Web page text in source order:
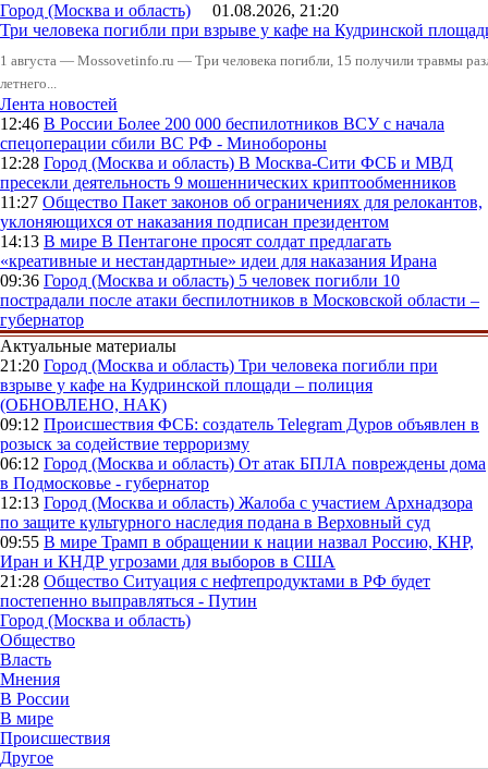
Город (Москва и область) 01.08.2026, 21:20
Три человека погибли при взрыве у кафе на Кудринской
1 августа — Mossovetinfo.ru — Три человека погибли, 15 получили травмы
летнего...
Лента новостей
12:46 В России Более 200 000 беспилотников ВСУ с начала
спецоперации сбили ВС РФ - Минобороны
12:28 Город (Москва и область) В Москва-Сити ФСБ и МВД
пресекли деятельность 9 мошеннических криптообменников
11:27 Общество Пакет законов об ограничениях для релокантов,
уклоняющихся от наказания подписан президентом
14:13 В мире В Пентагоне просят солдат предлагать
«креативные и нестандартные» идеи для наказания Ирана
09:36 Город (Москва и область) 5 человек погибли 10
пострадали после атаки беспилотников в Московской области –
губернатор
Актуальные материалы
21:20 Город (Москва и область) Три человека погибли при
взрыве у кафе на Кудринской площади – полиция
(ОБНОВЛЕНО, НАК)
09:12 Происшествия ФСБ: создатель Telegram Дуров объявлен в
розыск за содействие терроризму
06:12 Город (Москва и область) От атак БПЛА повреждены дома
в Подмосковье - губернатор
12:13 Город (Москва и область) Жалоба с участием Архнадзора
по защите культурного наследия подана в Верховный суд
09:55 В мире Трамп в обращении к нации назвал Россию, КНР,
Иран и КНДР угрозами для выборов в США
21:28 Общество Ситуация с нефтепродуктами в РФ будет
постепенно выправляться - Путин
Город (Москва и область)
Общество
Власть
Мнения
В России
В мире
Происшествия
Другое